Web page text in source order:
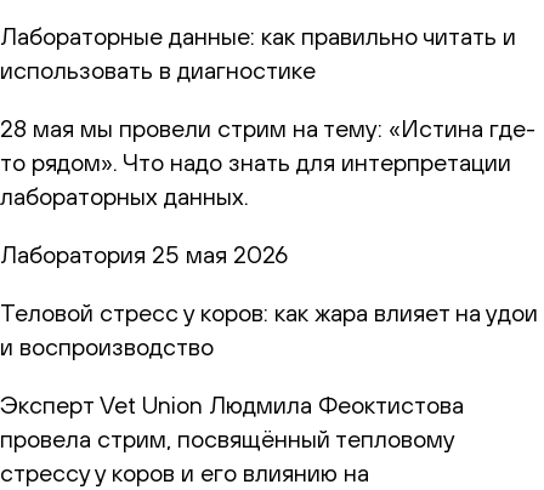
Лабораторные данные: как правильно читать и
использовать в диагностике
28 мая мы провели стрим на тему: «Истина где-
то рядом». Что надо знать для интерпретации
лабораторных данных.
Лаборатория 25 мая 2026
Теловой стресс у коров: как жара влияет на удои
и воспроизводство
Эксперт Vet Union Людмила Феоктистова
провела стрим, посвящённый тепловому
стрессу у коров и его влиянию на